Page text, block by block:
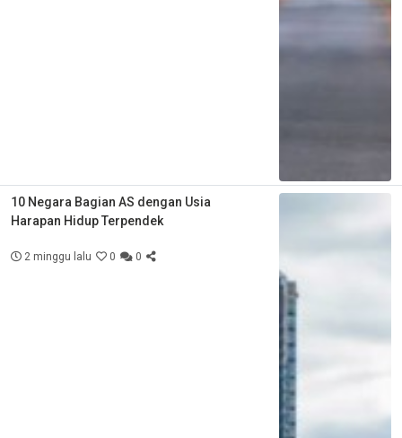
10 Negara Bagian AS dengan Usia
Harapan Hidup Terpendek
2 minggu lalu 0 0